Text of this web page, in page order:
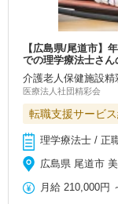
【広島県/尾道市】
での理学療法士さん
介護老人保健施設精
医療法人社団精彩会
転職支援サービ
理学療法士 / 正
広島県 尾道市
月給 210,000円